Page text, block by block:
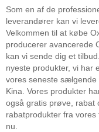
Som en af ​​de
leverandører kan vi
Velkommen til at købe
producerer avancerede
kan vi sende dig et
nyeste produkter, vi har
vores seneste sælgende
Kina. Vores produkter
også gratis prøve, rabat
rabatprodukter fra
nu.